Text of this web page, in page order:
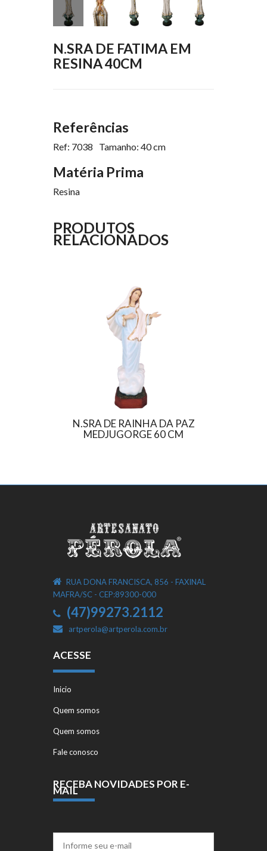
N.SRA DE FATIMA EM
RESINA 40CM
Referências
Ref: 7038 Tamanho: 40 cm
Matéria Prima
Resina
PRODUTOS
RELACIONADOS
N.SRA DE RAINHA DA PAZ
MEDJUGORGE 60 CM
RUA DONA FRANCISCA, 856 - FAXINAL
MAFRA/SC - CEP:89300-000
(47)99273.2112
artperola@artperola.com.br
ACESSE
Inicio
Quem somos
Quem somos
Fale conosco
RECEBA NOVIDADES POR E-
MAIL